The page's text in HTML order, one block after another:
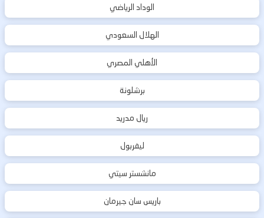
الوداد الرياضي
الهلال السعودي
الأهلي المصري
برشلونة
ريال مدريد
ليفربول
مانشستر سيتي
باريس سان جيرمان